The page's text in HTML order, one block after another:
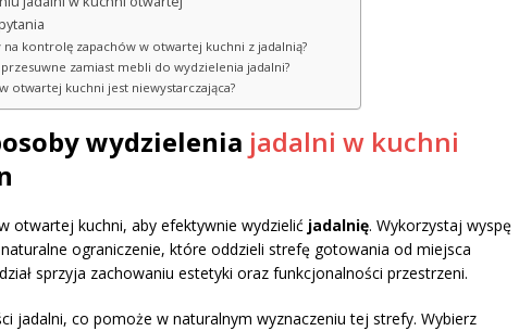
na kontrolę zapachów w otwartej kuchni z jadalnią?
zamiast mebli do wydzielenia jadalni?
otwartej kuchni jest niewystarczająca?
wydzielenia jadalni w kuchni
otwartej kuchni, aby efektywnie wydzielić jadalnię. Wykorzystaj wyspę
ograniczenie, które oddzieli strefę gotowania od miejsca
sprzyja zachowaniu estetyki oraz funkcjonalności przestrzeni.
jadalni, co pomoże w naturalnym wyznaczeniu tej strefy. Wybierz